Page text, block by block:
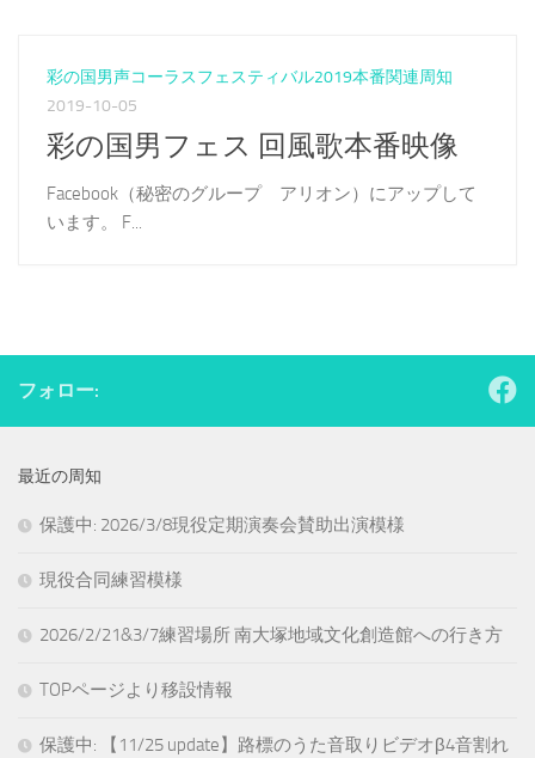
彩の国男声コーラスフェスティバル2019本番関連周知
2019-10-05
彩の国男フェス 回風歌本番映像
Facebook（秘密のグループ アリオン）にアップして
います。 F...
フォロー:
最近の周知
保護中: 2026/3/8現役定期演奏会賛助出演模様
現役合同練習模様
2026/2/21&3/7練習場所 南大塚地域文化創造館への行き方
TOPページより移設情報
保護中: 【11/25 update】路標のうた音取りビデオβ4音割れ